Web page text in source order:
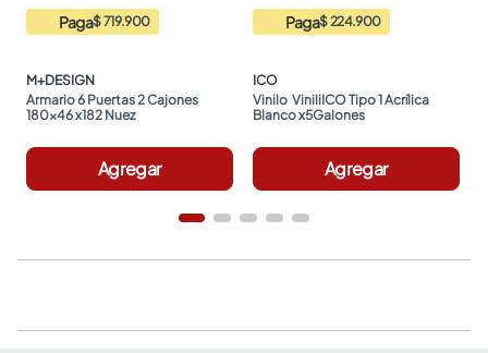
Paga$ 719.900
M+DESIGN
Armario 6 Puertas 2 Cajones
180x46 x182 Nuez
Agregar
Paga$ 224.900
ICO
Vinilo  ViniliICO Tipo 1 Acrílica
Blanco x5Galones
Agregar